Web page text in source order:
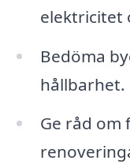
elektricitet
Bedöma
hållbarhet.
Ge råd om